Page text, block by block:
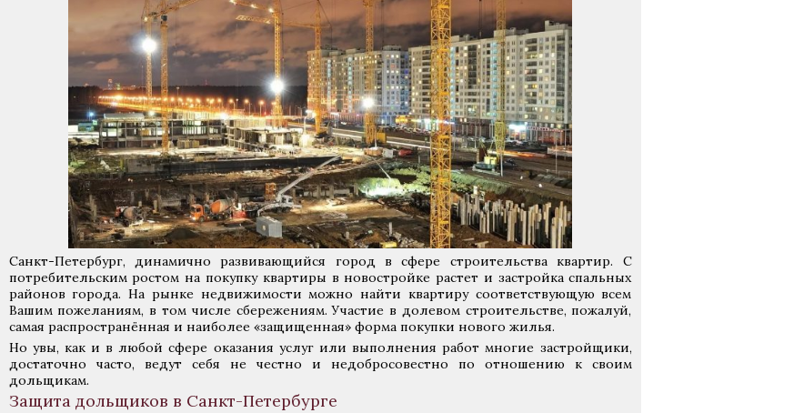
Санкт-Петербург, динамично развивающийся город в сфере строительства квартир. С
потребительским ростом на покупку квартиры в новостройке растет и застройка спальных
районов города. На рынке недвижимости можно найти квартиру соответствующую всем
Вашим пожеланиям, в том числе сбережениям. Участие в долевом строительстве, пожалуй,
самая распространённая и наиболее «защищенная» форма покупки нового жилья.
Но увы, как и в любой сфере оказания услуг или выполнения работ многие застройщики,
достаточно часто, ведут себя не честно и недобросовестно по отношению к своим
дольщикам.
Защита дольщиков в Санкт-Петербурге